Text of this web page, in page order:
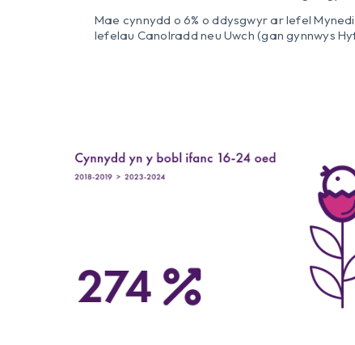
Mae cynnydd o 6% o ddysgwyr ar lefel
lefelau Canolradd neu Uwch (gan gynnwys